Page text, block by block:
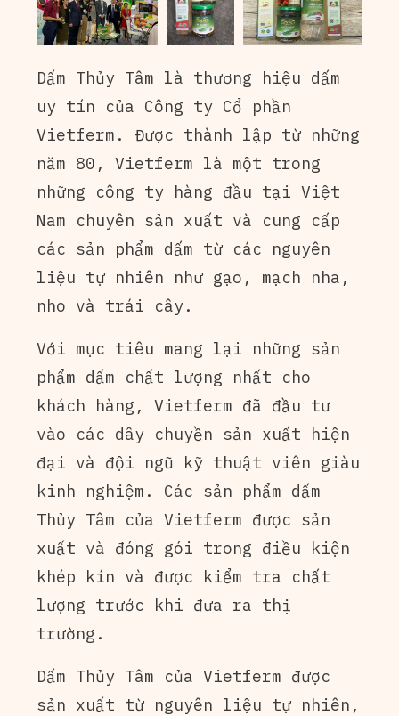
Dấm Thủy Tâm là thương hiệu dấm
uy tín của Công ty Cổ phần
Vietferm. Được thành lập từ những
năm 80, Vietferm là một trong
những công ty hàng đầu tại Việt
Nam chuyên sản xuất và cung cấp
các sản phẩm dấm từ các nguyên
liệu tự nhiên như gạo, mạch nha,
nho và trái cây.
Với mục tiêu mang lại những sản
phẩm dấm chất lượng nhất cho
khách hàng, Vietferm đã đầu tư
vào các dây chuyền sản xuất hiện
đại và đội ngũ kỹ thuật viên giàu
kinh nghiệm. Các sản phẩm dấm
Thủy Tâm của Vietferm được sản
xuất và đóng gói trong điều kiện
khép kín và được kiểm tra chất
lượng trước khi đưa ra thị
trường.
Dấm Thủy Tâm của Vietferm được
sản xuất từ nguyên liệu tự nhiên,